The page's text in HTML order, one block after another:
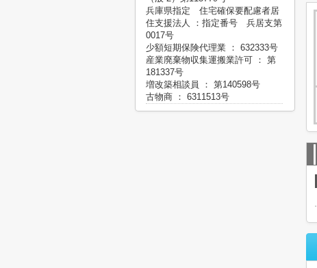
兵庫県指定 住宅確保要配慮者居
住支援法人 ：指定番号 兵居支第
0017号
少額短期保険代理業 ： 632333号
産業廃棄物収集運搬業許可 ： 第
181337号
増改築相談員 ： 第140598号
古物商 ： 6311513号